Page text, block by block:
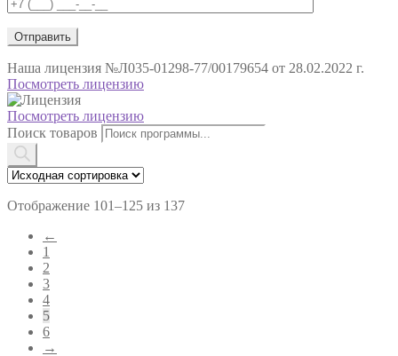
Наша лицензия №Л035-01298-77/00179654 от 28.02.2022 г.
Посмотреть лицензию
Посмотреть лицензию
Поиск товаров
Отображение 101–125 из 137
←
1
2
3
4
5
6
→